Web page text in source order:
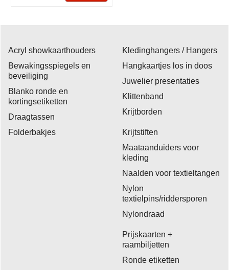
Acryl showkaarthouders
Bewakingsspiegels en
beveiliging
Blanko ronde en
kortingsetiketten
Draagtassen
Folderbakjes
Kledinghangers / Hangers
Hangkaartjes los in doos
Juwelier presentaties
Klittenband
Krijtborden
Krijtstiften
Maataanduiders voor
kleding
Naalden voor textieltangen
Nylon
textielpins/riddersporen
Nylondraad
Prijskaarten +
raambiljetten
Ronde etiketten